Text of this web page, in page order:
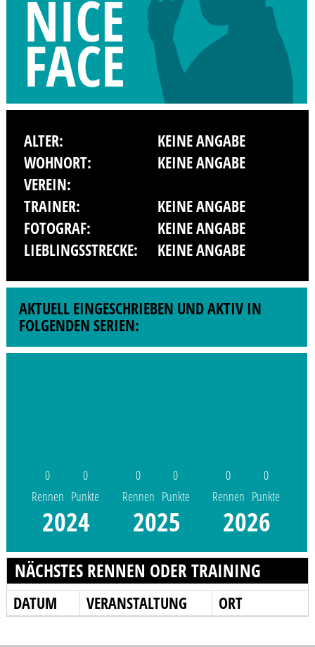
ALTER:
KEINE ANGABE
WOHNORT:
KEINE ANGABE
VEREIN:
TRAINER:
KEINE ANGABE
FOTOGRAF:
KEINE ANGABE
LIEBLINGSSTRECKE:
KEINE ANGABE
AKTUELL EINGESCHRIEBEN UND AKTIV IN
FOLGENDEN SERIEN:
0
Rennen
0
Punkte
2024
0
Rennen
0
Punkte
2025
0
Rennen
0
Punkte
2026
NÄCHSTES RENNEN ODER TRAINING
DATUM VERANSTALTUNG ORT